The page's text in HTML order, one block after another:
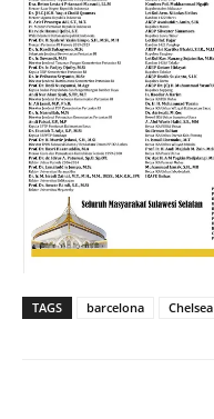
TAGS barcelona Chelsea